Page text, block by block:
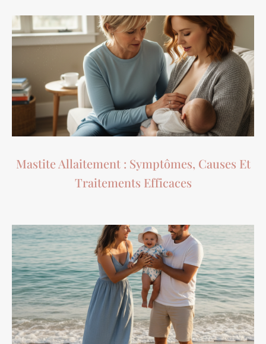
Mastite Allaitement : Symptômes, Causes Et
Traitements Efficaces